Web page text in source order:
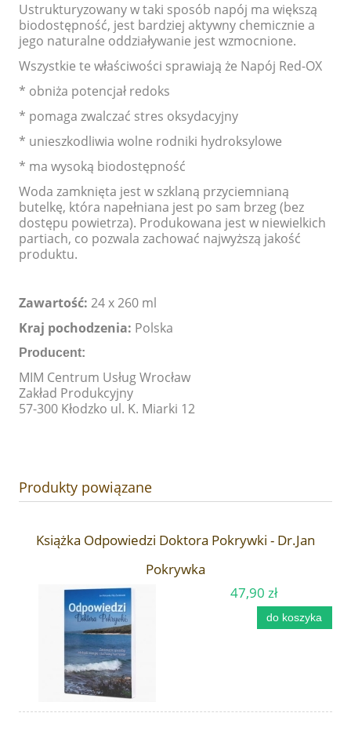
Ustrukturyzowany w taki sposób napój ma większą
biodostępność, jest bardziej aktywny chemicznie a
jego naturalne oddziaływanie jest wzmocnione.
Wszystkie te właściwości sprawiają że Napój Red-OX
* obniża potencjał redoks
* pomaga zwalczać stres oksydacyjny
* unieszkodliwia wolne rodniki hydroksylowe
* ma wysoką biodostępność
Woda zamknięta jest w szklaną przyciemnianą
butelkę, która napełniana jest po sam brzeg (bez
dostępu powietrza). Produkowana jest w niewielkich
partiach, co pozwala zachować najwyższą jakość
produktu.
Zawartość: 24 x 260 ml
Kraj pochodzenia: Polska
Producent:
MIM Centrum Usług Wrocław
Zakład Produkcyjny
57-300 Kłodzko ul. K. Miarki 12
Produkty powiązane
Książka Odpowiedzi Doktora Pokrywki - Dr.Jan
Pokrywka
47,90 zł
do koszyka